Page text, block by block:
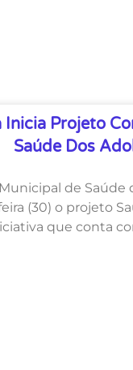
Inicia Projeto
Saúde Dos
de
(30) o projeto
que conta